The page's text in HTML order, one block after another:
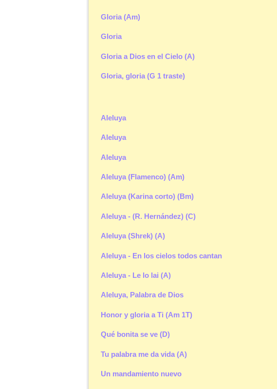
Gloria (Am)
Gloria
Gloria a Dios en el Cielo (A)
Gloria, gloria (G 1 traste)
Aleluya
Aleluya
Aleluya
Aleluya (Flamenco) (Am)
Aleluya (Karina corto) (Bm)
Aleluya - (R. Hernández) (C)
Aleluya (Shrek) (A)
Aleluya - En los cielos todos cantan
Aleluya - Le lo lai (A)
Aleluya, Palabra de Dios
Honor y gloria a Ti (Am 1T)
Qué bonita se ve (D)
Tu palabra me da vida (A)
Un mandamiento nuevo